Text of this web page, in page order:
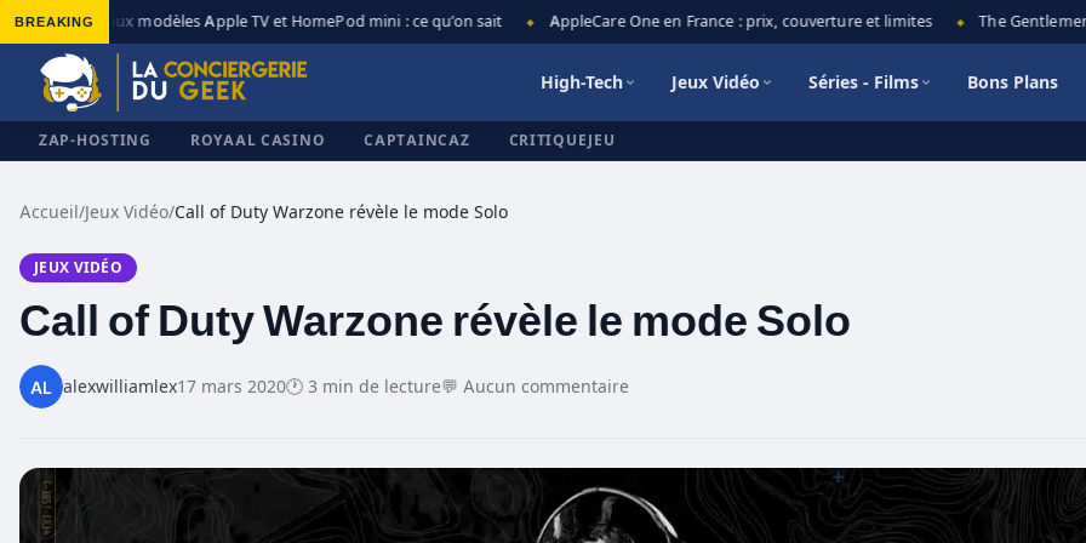
BREAKING
◆ Nouveaux modèles Apple TV et HomePod mini : ce qu’on sait AppleCare One en France : prix, couverture et limites The Gentlemen
High-Tech Jeux Vidéo Séries - Films Bons Plans
ZAP-HOSTING ROYAAL CASINO CAPTAINCAZ CRITIQUEJEU
Accueil/Jeux Vidéo/Call of Duty Warzone révèle le mode Solo
JEUX VIDÉO
Call of Duty Warzone révèle le mode Solo
alexwilliamlex17 mars 2020🕐 3 min de lecture💬 Aucun commentaire